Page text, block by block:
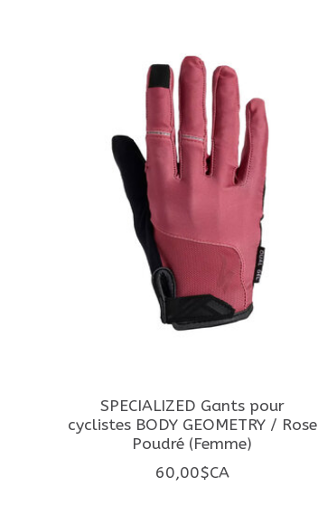
SPECIALIZED Gants pour
cyclistes BODY GEOMETRY / Rose
Poudré (Femme)
60,00$CA